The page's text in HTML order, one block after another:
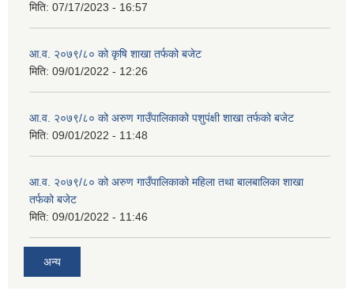
मिति: 07/17/2023 - 16:57
आ.व. २०७९/८० को कृषि शाखा तर्फको बजेट
मिति: 09/01/2022 - 12:26
आ.व. २०७९/८० को अरुण गाउँपालिकाको पशुपंक्षी शाखा तर्फको बजेट
मिति: 09/01/2022 - 11:48
आ.व. २०७९/८० को अरुण गाउँपालिकाको महिला तथा बालबालिका शाखा
तर्फको बजेट
मिति: 09/01/2022 - 11:46
अन्य